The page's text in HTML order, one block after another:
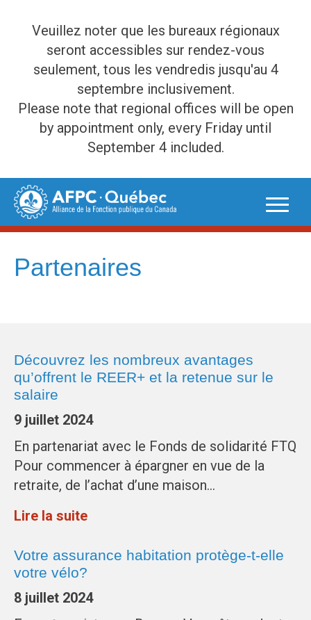
Veuillez noter que les bureaux régionaux
seront accessibles sur rendez-vous
seulement, tous les vendredis jusqu'au 4
septembre inclusivement.
Please note that regional offices will be open
by appointment only, every Friday until
September 4 included.
Skip
content
Partenaires
Découvrez les nombreux avantages
qu’offrent le REER+ et la retenue sur le
salaire
9 juillet 2024
En partenariat avec le Fonds de solidarité FTQ
Pour commencer à épargner en vue de la
retraite, de l’achat d’une maison…
Lire la suite
Votre assurance habitation protège-t-elle
votre vélo?
8 juillet 2024